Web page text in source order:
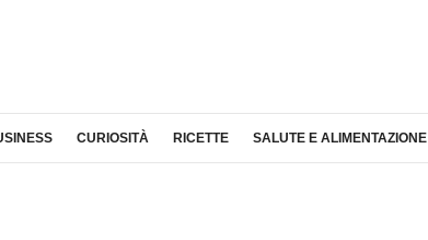
CURIOSITÀ RICETTE SALUTE E ALIMENTAZIONE